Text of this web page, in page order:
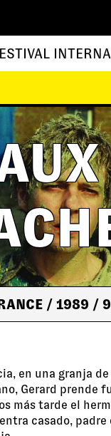
/ 1989 /
en una granja
Gerard prende
más tarde el
casado,